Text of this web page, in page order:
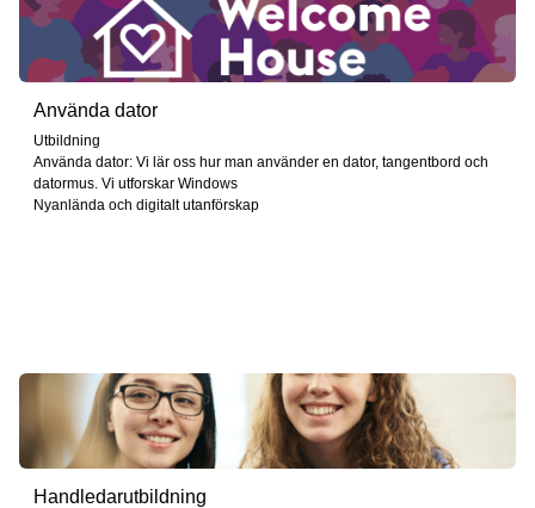
Använda dator
Utbildning
Använda dator: Vi lär oss hur man använder en dator, tangentbord och
datormus. Vi utforskar Windows
Nyanlända och digitalt utanförskap
Handledarutbildning